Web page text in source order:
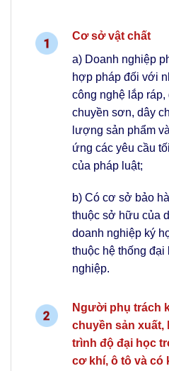
Cơ sở vật chất
a) Doanh nghiệp
hợp pháp đối với
công nghệ lắp
chuyền sơn, dây
lượng sản phẩm
ứng các yêu cầu
của pháp luật;
b) Có cơ sở bảo
thuộc sở hữu của
doanh nghiệp ký
thuộc hệ thống đại
nghiệp.
Người phụ trách
chuyền sản xuất,
trình độ đại học
cơ khí, ô tô và có